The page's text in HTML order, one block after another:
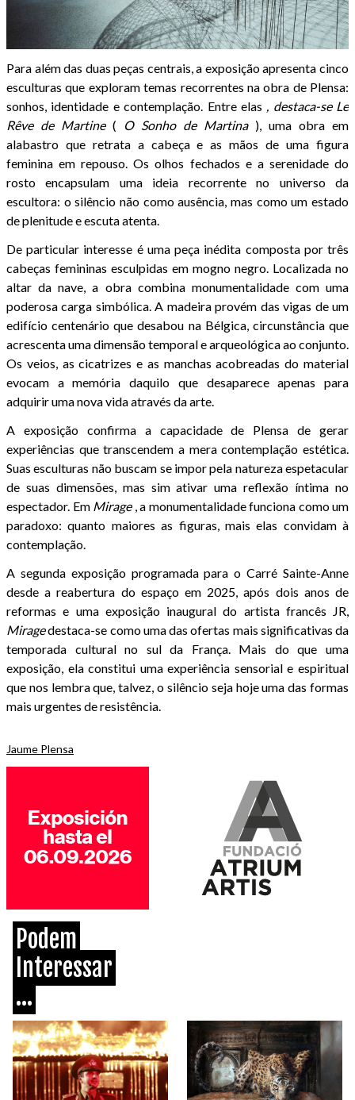
Para além das duas peças centrais, a exposição apresenta cinco
esculturas que exploram temas recorrentes na obra de Plensa:
sonhos, identidade e contemplação. Entre elas , destaca-se Le
Rêve de Martine( O Sonho de Martina), uma obra em
alabastro que retrata a cabeça e as mãos de uma figura
feminina em repouso. Os olhos fechados e a serenidade do
rosto encapsulam uma ideia recorrente no universo da
escultora: o silêncio não como ausência, mas como um estado
de plenitude e escuta atenta.
De particular interesse é uma peça inédita composta por três
cabeças femininas esculpidas em mogno negro. Localizada no
altar da nave, a obra combina monumentalidade com uma
poderosa carga simbólica. A madeira provém das vigas de um
edifício centenário que desabou na Bélgica, circunstância que
acrescenta uma dimensão temporal e arqueológica ao conjunto.
Os veios, as cicatrizes e as manchas acobreadas do material
evocam a memória daquilo que desaparece apenas para
adquirir uma nova vida através da arte.
A exposição confirma a capacidade de Plensa de gerar
experiências que transcendem a mera contemplação estética.
Suas esculturas não buscam se impor pela natureza espetacular
de suas dimensões, mas sim ativar uma reflexão íntima no
espectador. Em Mirage, a monumentalidade funciona como um
paradoxo: quanto maiores as figuras, mais elas convidam à
contemplação.
A segunda exposição programada para o Carré Sainte-Anne
desde a reabertura do espaço em 2025, após dois anos de
reformas e uma exposição inaugural do artista francês JR,
Miragedestaca-se como uma das ofertas mais significativas da
temporada cultural no sul da França. Mais do que uma
exposição, ela constitui uma experiência sensorial e espiritual
que nos lembra que, talvez, o silêncio seja hoje uma das formas
mais urgentes de resistência.
Jaume Plensa
Podem
Interessar
...